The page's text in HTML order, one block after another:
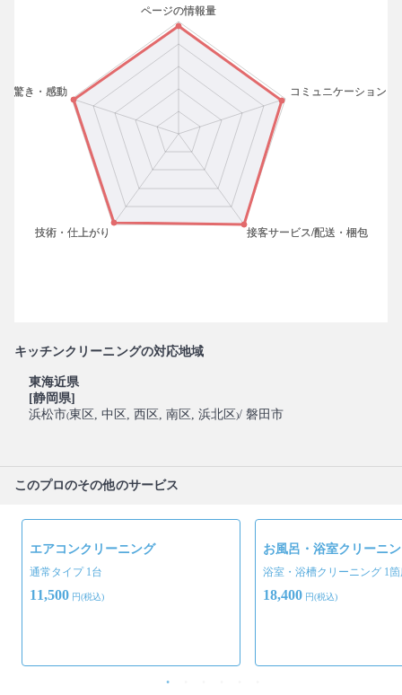
キッチンクリーニングの対応地域
東海近県
[静岡県]
浜松市(東区 , 中区 , 西区 , 南区 , 浜北区)/ 磐田市
このプロのその他のサービス
エアコンクリーニング
通常タイプ 1台
11,500 円(税込)
お風呂・浴室クリーニ
浴室・浴槽クリーニング 1
18,400 円(税込)